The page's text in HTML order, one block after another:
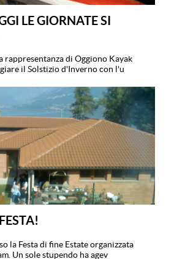
LE GIORNATE SI
rappresentanza di Oggiono Kayak
il Solstizio d'Inverno con l'u
la Festa di fine Estate organizzata
Un sole stupendo ha agev